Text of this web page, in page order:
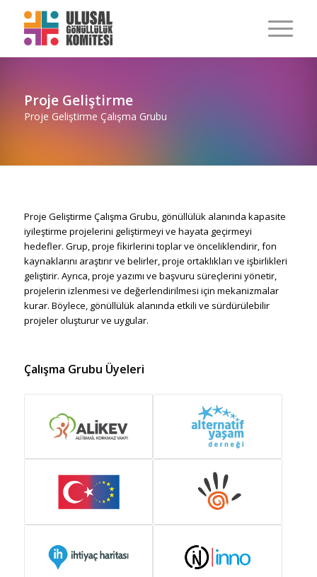
Proje Geliştirme
Proje Geliştirme Çalışma Grubu
Proje Geliştirme Çalışma Grubu, gönüllülük alanında kapasite
iyileştirme projelerini geliştirmeyi ve hayata geçirmeyi
hedefler. Grup, proje fikirlerini toplar ve önceliklendirir, fon
kaynaklarını araştırır ve belirler, proje ortaklıkları ve işbirlikleri
geliştirir. Ayrıca, proje yazımı ve başvuru süreçlerini yönetir,
projelerin izlenmesi ve değerlendirilmesi için mekanizmalar
kurar. Böylece, gönüllülük alanında etkili ve sürdürülebilir
projeler oluşturur ve uygular.
Çalışma Grubu Üyeleri